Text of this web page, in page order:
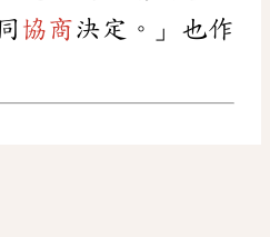
協商決定。」也作